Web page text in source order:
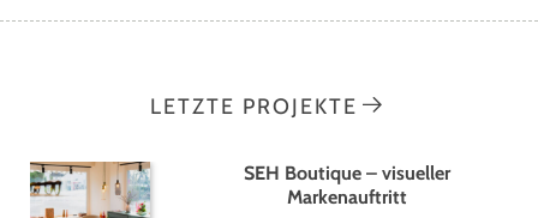
LETZTE PROJEKTE
SEH Boutique – visueller
Markenauftritt